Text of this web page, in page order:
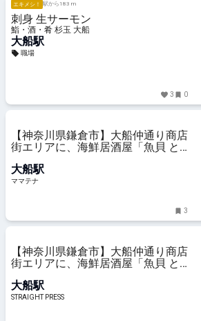
エキメシ！ 駅から183 m
刺身 生サーモン
鮨・酒・肴 杉玉 大船
大船駅
職場
3 0
【神奈川県鎌倉市】大船仲通り商店
街エリアに、海鮮居酒屋「魚貝 と
ナ
大船駅
ママテナ
3
【神奈川県鎌倉市】大船仲通り商店
街エリアに、海鮮居酒屋「魚貝 と
大船駅
STRAIGHT PRESS